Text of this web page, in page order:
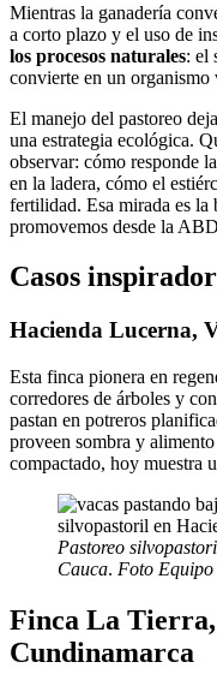
Mientras la ganadería
a corto plazo y el uso de
los procesos naturales: el
convierte en un organismo
El manejo del pastoreo
una estrategia ecológica.
observar: cómo responde
en la ladera, cómo el
fertilidad. Esa mirada es la
promovemos desde la
Casos
Hacienda Lucerna,
Esta finca pionera en
corredores de árboles y
pastan en potreros
proveen sombra y
compactado, hoy muestra
Pastoreo
Cauca. Foto
Finca La Tierra,
Cundinamarca